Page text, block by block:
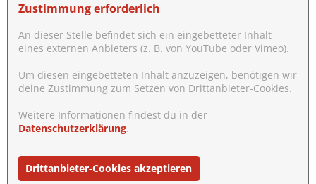
Zustimmung erforderlich
An dieser Stelle befindet sich ein eingebetteter Inhalt
eines externen Anbieters (z. B. von YouTube oder Vimeo).
Um diesen eingebetteten Inhalt anzuzeigen, benötigen wir
deine Zustimmung zum Setzen von Drittanbieter-Cookies.
Weitere Informationen findest du in der
Datenschutzerklärung.
Drittanbieter-Cookies akzeptieren